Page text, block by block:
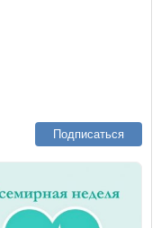
Подписаться